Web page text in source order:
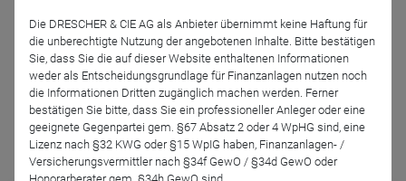
Podcast-Folge anhören
Podcast abonnieren
Die DRESCHER & CIE AG als Anbieter übernimmt keine Haftung für
die unberechtigte Nutzung der angebotenen Inhalte. Bitte bestätigen
Sie, dass Sie die auf dieser Website enthaltenen Informationen
weder als Entscheidungsgrundlage für Finanzanlagen nutzen noch
die Informationen Dritten zugänglich machen werden. Ferner
bestätigen Sie bitte, dass Sie ein professioneller Anleger oder eine
geeignete Gegenpartei gem. §67 Absatz 2 oder 4 WpHG sind, eine
Lizenz nach §32 KWG oder §15 WpIG haben, Finanzanlagen- /
Versicherungsvermittler nach §34f GewO / §34d GewO oder